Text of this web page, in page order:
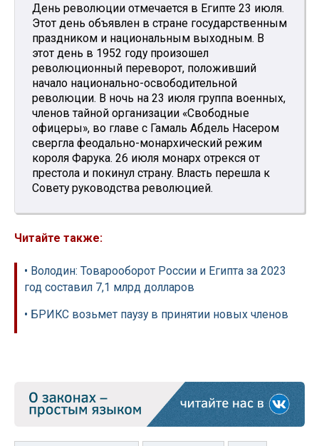
День революции отмечается в Египте 23 июля.
Этот день объявлен в стране государственным
праздником и национальным выходным. В
этот день в 1952 году произошел
революционный переворот, положивший
начало национально-освободительной
революции. В ночь на 23 июля группа военных,
членов тайной организации «Свободные
офицеры», во главе с Гамаль Абдель Насером
свергла феодально-монархический режим
короля Фарука. 26 июля монарх отрекся от
престола и покинул страну. Власть перешла к
Совету руководства революцией.
Читайте также:
• Володин: Товарооборот России и Египта за 2023
год составил 7,1 млрд долларов
• БРИКС возьмет паузу в принятии новых членов